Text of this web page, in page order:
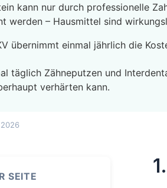
kann nur durch professionelle
werden – Hausmittel sind
übernimmt einmal jährlich die
täglich Zähneputzen und
verhärten kann.
SEITE